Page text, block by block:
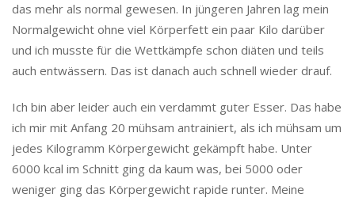
das mehr als normal gewesen. In jüngeren Jahren lag mein
Normalgewicht ohne viel Körperfett ein paar Kilo darüber
und ich musste für die Wettkämpfe schon diäten und teils
auch entwässern. Das ist danach auch schnell wieder drauf.
Ich bin aber leider auch ein verdammt guter Esser. Das habe
ich mir mit Anfang 20 mühsam antrainiert, als ich mühsam um
jedes Kilogramm Körpergewicht gekämpft habe. Unter
6000 kcal im Schnitt ging da kaum was, bei 5000 oder
weniger ging das Körpergewicht rapide runter. Meine